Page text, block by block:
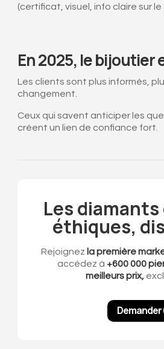
(certificat, visuel, info claire sur le
En 2025, le bijoutier
Les clients sont plus informés,
changement.
Ceux qui savent anticiper les
créent un lien de confiance fort.
Les
éthiques,
Rejoignez la première
accédez à +600 000
meilleurs prix,